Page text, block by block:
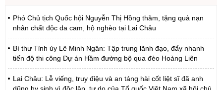
Phó Chủ tịch Quốc hội Nguyễn Thị Hồng thăm, tặng quà nạn
nhân chất độc da cam, hộ nghèo tại Lai Châu
Bí thư Tỉnh ủy Lê Minh Ngân: Tập trung lãnh đạo, đẩy nhanh
tiến độ thi công Dự án Hầm đường bộ qua đèo Hoàng Liên
Lai Châu: Lễ viếng, truy điệu và an táng hài cốt liệt sĩ đã anh